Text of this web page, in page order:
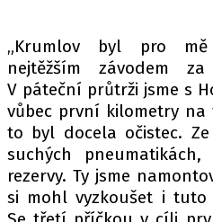
Máte příběh,
Pošlete e-mail
ETICKÝ
„Krumlov byl pro mě
nejtěžším závodem
V páteční průtrži jsme s
vůbec první kilometry
to byl docela očistec.
suchých
rezervy. Ty jsme
si mohl vyzkoušet i tuto